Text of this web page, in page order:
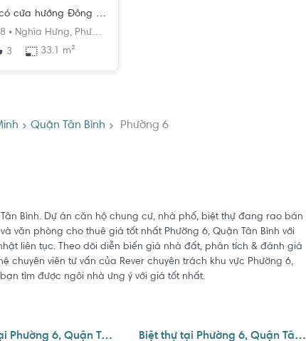
Nhà phố có cửa hướng Đông Bắc mát mẻ, thiết kế 1 trệt và 2 lầu.
• Nghĩa Hưng, Phường 6,
3 33.1 m²
Quận Tân Bình Phường 6
Bình. Dự án căn hộ chung cư, nhà phố, biệt thự đang rao bán
văn phòng cho thuê giá tốt nhất Phường 6, Quận Tân Bình với
liên tục. Theo dõi diễn biến giá nhà đất, phân tích & đánh giá
chuyên viên tư vấn của Rever chuyên trách khu vực Phường 6,
tìm được ngôi nhà ưng ý với giá tốt nhất.
Nhà phố tại Phường 6, Quận Tân Bình Biệt thự tại Phường 6, Quận Tân Bình